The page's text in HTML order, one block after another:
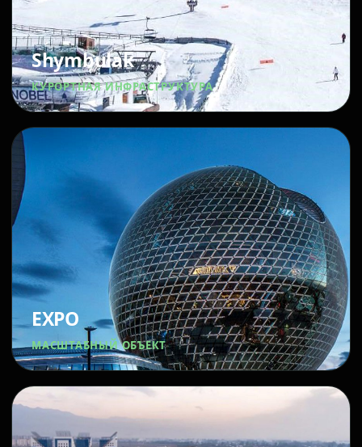
Shymbulak
КУРОРТНАЯ ИНФРАСТРУКТУРА
EXPO
МАСШТАБНЫЙ ОБЪЕКТ